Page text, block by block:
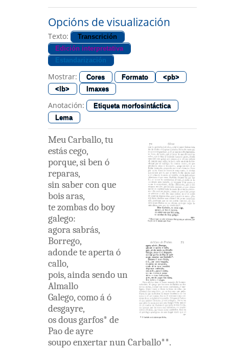
Opcións de visualización
Texto:
Transcrición
Edición interpretativa
Estandarización
Mostrar: Cores Formato
<pb>
<lb>
Imaxes
Anotación:
Etiqueta morfosintáctica
Lema
MeuCarballo,tu
estáscego,
porque,siben ó
reparas,
sin sabercon que
boisaras,
tezombasdoboy
galego:
agorasabrás,
Borrego,
adondeteapertaó
callo,
pois,aindasendoun
Almallo
Galego,comoá ó
desgayre,
osdousgarfos* de
Paodeayre
soupoenxertarnun Carballo**.